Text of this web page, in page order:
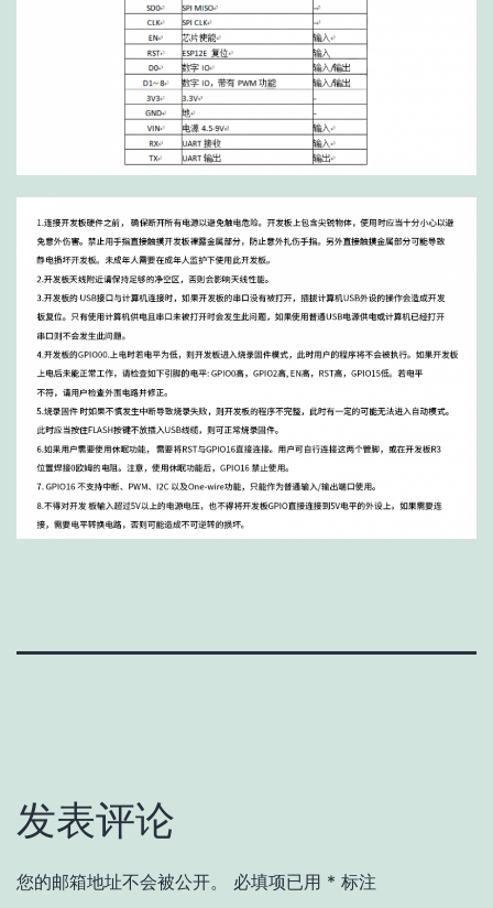
发表评论
您的邮箱地址不会被公开。 必填项已用 * 标注